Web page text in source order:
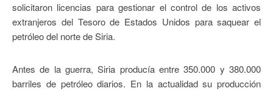
solicitaron licencias para gestionar el control de los activos
extranjeros del Tesoro de Estados Unidos para saquear el
petróleo del norte de Siria.
Antes de la guerra, Siria producía entre 350.000 y 380.000
barriles de petróleo diarios. En la actualidad su producción